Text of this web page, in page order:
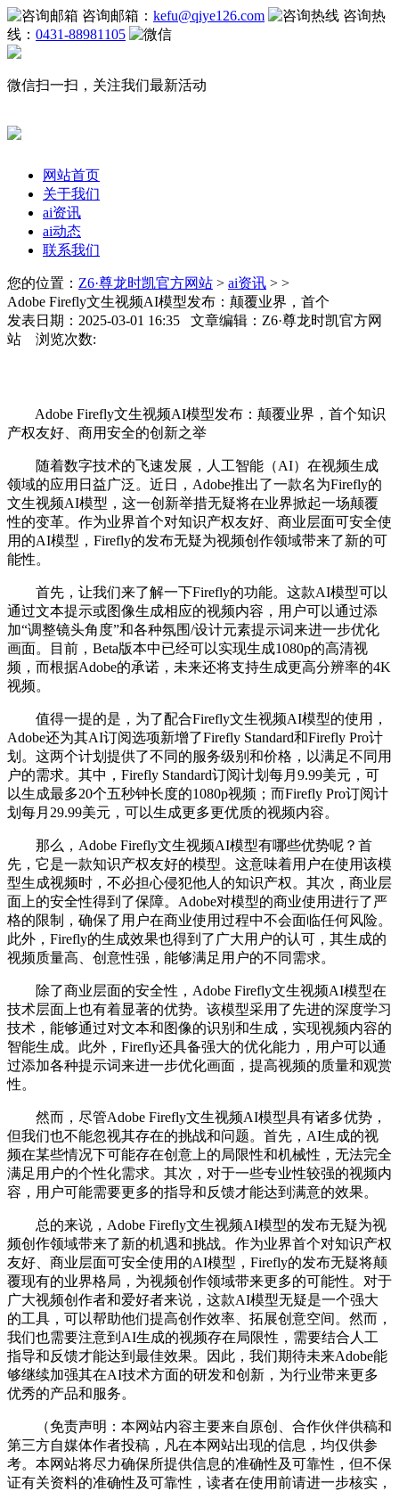
咨询邮箱： kefu@qiye126.com
咨询热
线： 0431-88981105
微信扫一扫，关注我们最新活动
网站首页
关于我们
ai资讯
ai动态
联系我们
您的位置： Z6·尊龙时凯官方网站 > ai资讯 > >
Adobe Firefly文生视频AI模型发布：颠覆业界，首个
发表日期：2025-03-01 16:35 文章编辑：Z6·尊龙时凯官方网
站 浏览次数:
Adobe Firefly文生视频AI模型发布：颠覆业界，首个知识
产权友好、商用安全的创新之举
随着数字技术的飞速发展，人工智能（AI）在视频生成
领域的应用日益广泛。近日，Adobe推出了一款名为Firefly的
文生视频AI模型，这一创新举措无疑将在业界掀起一场颠覆
性的变革。作为业界首个对知识产权友好、商业层面可安全使
用的AI模型，Firefly的发布无疑为视频创作领域带来了新的可
能性。
首先，让我们来了解一下Firefly的功能。这款AI模型可以
通过文本提示或图像生成相应的视频内容，用户可以通过添
加“调整镜头角度”和各种氛围/设计元素提示词来进一步优化
画面。目前，Beta版本中已经可以实现生成1080p的高清视
频，而根据Adobe的承诺，未来还将支持生成更高分辨率的4K
视频。
值得一提的是，为了配合Firefly文生视频AI模型的使用，
Adobe还为其AI订阅选项新增了Firefly Standard和Firefly Pro计
划。这两个计划提供了不同的服务级别和价格，以满足不同用
户的需求。其中，Firefly Standard订阅计划每月9.99美元，可
以生成最多20个五秒钟长度的1080p视频；而Firefly Pro订阅计
划每月29.99美元，可以生成更多更优质的视频内容。
那么，Adobe Firefly文生视频AI模型有哪些优势呢？首
先，它是一款知识产权友好的模型。这意味着用户在使用该模
型生成视频时，不必担心侵犯他人的知识产权。其次，商业层
面上的安全性得到了保障。Adobe对模型的商业使用进行了严
格的限制，确保了用户在商业使用过程中不会面临任何风险。
此外，Firefly的生成效果也得到了广大用户的认可，其生成的
视频质量高、创意性强，能够满足用户的不同需求。
除了商业层面的安全性，Adobe Firefly文生视频AI模型在
技术层面上也有着显著的优势。该模型采用了先进的深度学习
技术，能够通过对文本和图像的识别和生成，实现视频内容的
智能生成。此外，Firefly还具备强大的优化能力，用户可以通
过添加各种提示词来进一步优化画面，提高视频的质量和观赏
性。
然而，尽管Adobe Firefly文生视频AI模型具有诸多优势，
但我们也不能忽视其存在的挑战和问题。首先，AI生成的视
频在某些情况下可能存在创意上的局限性和机械性，无法完全
满足用户的个性化需求。其次，对于一些专业性较强的视频内
容，用户可能需要更多的指导和反馈才能达到满意的效果。
总的来说，Adobe Firefly文生视频AI模型的发布无疑为视
频创作领域带来了新的机遇和挑战。作为业界首个对知识产权
友好、商业层面可安全使用的AI模型，Firefly的发布无疑将颠
覆现有的业界格局，为视频创作领域带来更多的可能性。对于
广大视频创作者和爱好者来说，这款AI模型无疑是一个强大
的工具，可以帮助他们提高创作效率、拓展创意空间。然而，
我们也需要注意到AI生成的视频存在局限性，需要结合人工
指导和反馈才能达到最佳效果。因此，我们期待未来Adobe能
够继续加强其在AI技术方面的研发和创新，为行业带来更多
优秀的产品和服务。
（免责声明：本网站内容主要来自原创、合作伙伴供稿和
第三方自媒体作者投稿，凡在本网站出现的信息，均仅供参
考。本网站将尽力确保所提供信息的准确性及可靠性，但不保
证有关资料的准确性及可靠性，读者在使用前请进一步核实，